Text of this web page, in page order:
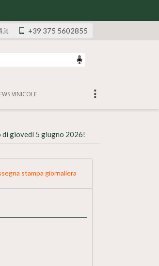
+39 375 5602855
VINICOLE
di giovedì 5 giugno 2026!
stampa giornaliera